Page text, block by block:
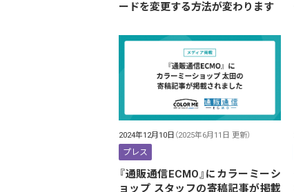
ードを変更する方法が変わります
2024年12月10日 （2025年6月11日 更新）
プレス
『通販通信ECMO』にカラーミーシ
ョップ スタッフの寄稿記事が掲載